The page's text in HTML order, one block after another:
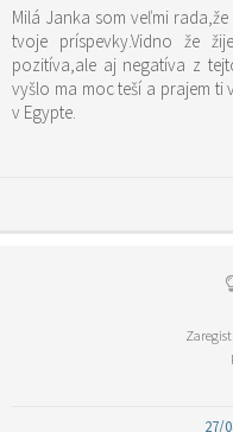
Milá Janka som veľmi
tvoje príspevky.Vidno že
pozitíva,ale aj negatíva z
vyšlo ma moc teší a prajem
v Egypte.
27/